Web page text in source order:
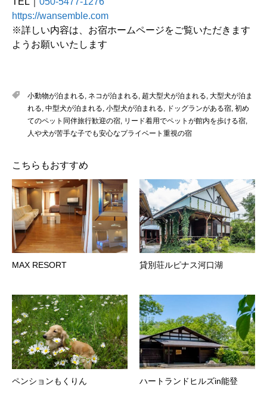
https://wansemble.com
※詳しい内容は、お宿ホームページをご覧いただきます
ようお願いいたします
小動物が泊まれる ネコが泊まれる 超大型犬が泊まれる 大型犬が泊ま
れる 中型犬が泊まれる 小型犬が泊まれる ドッグランがある宿 初め
てのペット同伴旅行歓迎の宿 リード着用でペットが館内を歩ける宿
人や犬が苦手な子でも安心なプライベート重視の宿
こちらもおすすめ
MAX RESORT 貸別荘ルピナス河口湖
ペンションもくりん ハートランドヒルズin能登